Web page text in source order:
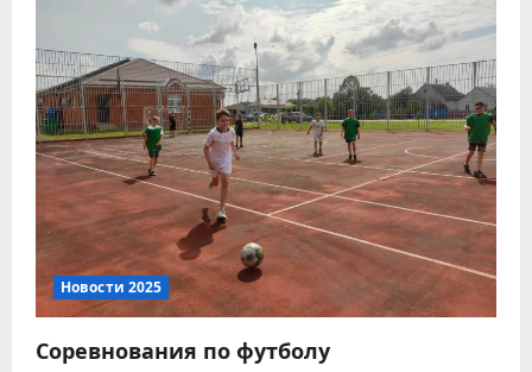
Новости 2025
Соревнования по футболу